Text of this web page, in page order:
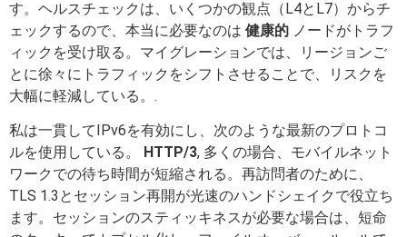
す。ヘルスチェックは、いくつかの観点（L4とL7）からチ
ェックするので、本当に必要なのは 健康的 ノードがトラフ
ィックを受け取る。マイグレーションでは、リージョンご
とに徐々にトラフィックをシフトさせることで、リスクを
大幅に軽減している。.
私は一貫してIPv6を有効にし、次のような最新のプロトコ
ルを使用している。
HTTP/3, 多くの場合、モバイルネット
ワークでの待ち時間が短縮される。再訪問者のために、
TLS 1.3とセッション再開が光速のハンドシェイクで役立ち
ます。セッションのスティッキネスが必要な場合は、短命